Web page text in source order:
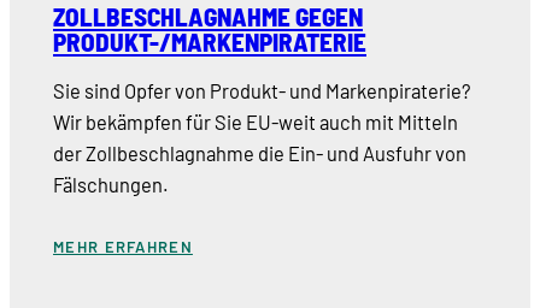
ZOLLBESCHLAGNAHME GEGEN
PRODUKT-/MARKENPIRATERIE
Sie sind Opfer von Produkt- und Markenpiraterie?
Wir bekämpfen für Sie EU-weit auch mit Mitteln
der Zollbeschlagnahme die Ein- und Ausfuhr von
Fälschungen.
MEHR ERFAHREN